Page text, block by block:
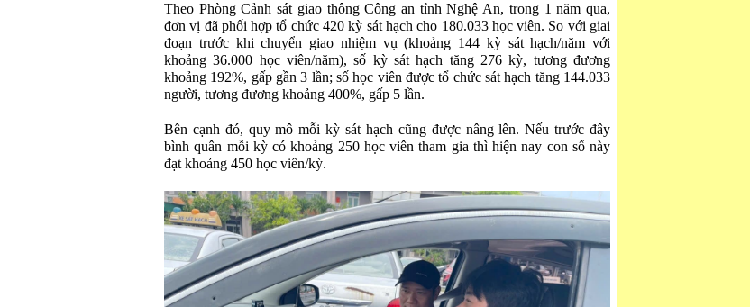
Theo Phòng Cảnh sát giao thông Công an tỉnh Nghệ An, trong 1 năm qua,
đơn vị đã phối hợp tổ chức 420 kỳ sát hạch cho 180.033 học viên. So với giai
đoạn trước khi chuyển giao nhiệm vụ (khoảng 144 kỳ sát hạch/năm với
khoảng 36.000 học viên/năm), số kỳ sát hạch tăng 276 kỳ, tương đương
khoảng 192%, gấp gần 3 lần; số học viên được tổ chức sát hạch tăng 144.033
người, tương đương khoảng 400%, gấp 5 lần.
Bên cạnh đó, quy mô mỗi kỳ sát hạch cũng được nâng lên. Nếu trước đây
bình quân mỗi kỳ có khoảng 250 học viên tham gia thì hiện nay con số này
đạt khoảng 450 học viên/kỳ.